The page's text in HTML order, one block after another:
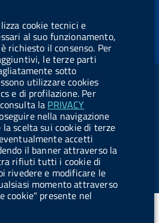
cookie tecnici e
al suo funzionamento,
richiesto il consenso. Per
le terze parti
sotto
utilizzare cookies
e di profilazione. Per
la PRIVACY
nella navigazione
scelta sui cookie di terze
accetti
il banner attraverso la
rifiuti tutti i cookie di
rivedere e modificare le
momento attraverso
cookie" presente nel
u
b
e
l
.
b
u
t
t
o
n
.
s
p
o